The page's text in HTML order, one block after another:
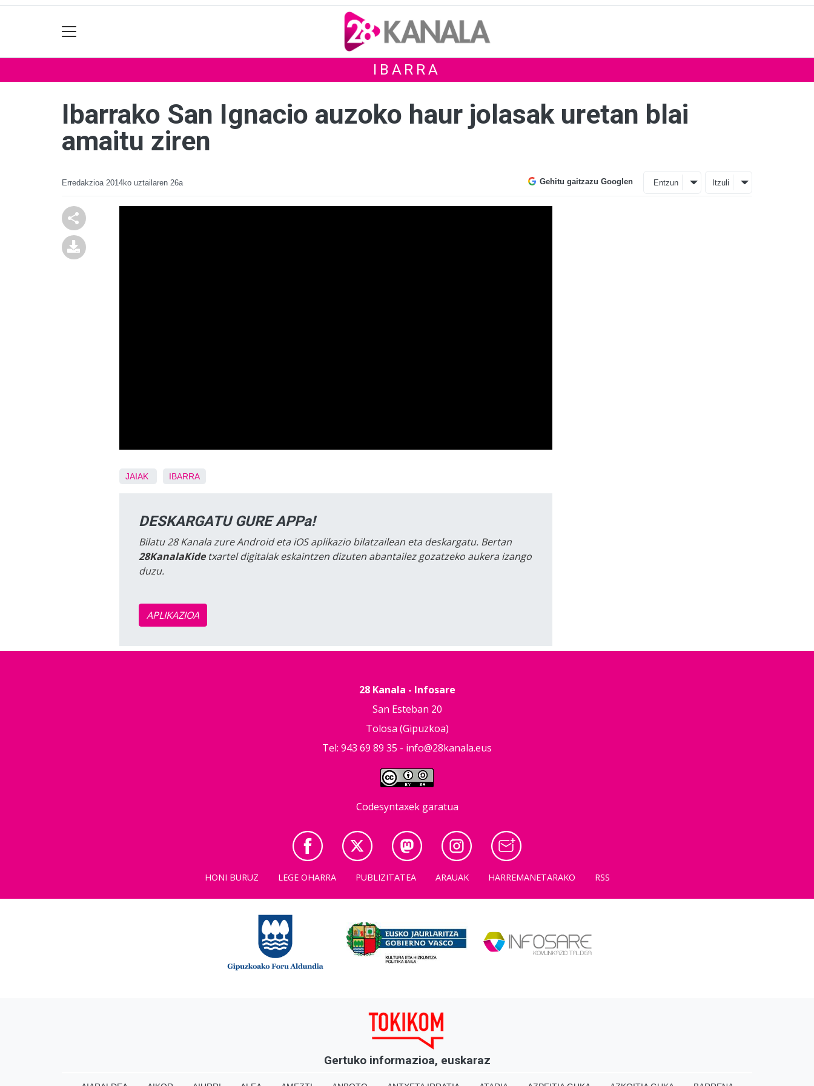
IBARRA
Ibarrako San Ignacio auzoko haur jolasak uretan blai
amaitu ziren
Erredakzioa 2014ko uztailaren 26a Gehitu gaitzazu Googlen Entzun Itzuli
JAIAK IBARRA
DESKARGATU GURE APPa!
Bilatu 28 Kanala zure Android eta iOS aplikazio bilatzailean eta deskargatu. Bertan
28KanalaKidetxartel digitalak eskaintzen dizuten abantailez gozatzeko aukera izango
duzu.
APLIKAZIOA
28 Kanala - Infosare
San Esteban 20
Tolosa (Gipuzkoa)
Tel: 943 69 89 35 - info@28kanala.eus
Codesyntaxek garatua
HONI BURUZ LEGE OHARRA PUBLIZITATEA ARAUAK HARREMANETARAKO RSS
Gertuko informazioa, euskaraz